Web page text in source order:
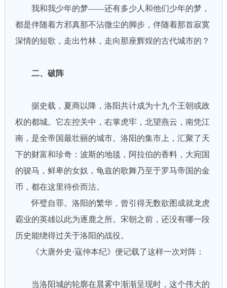
我和我少年的梦——还有多少人和他们少年的梦，
都是伴随着方邪真那不沾微尘的脚步，伴随着那首寂寞
深情的短歌，走出竹林，走向那座辉煌的古代城市的？
二、破阵
据史载，夏商以降，洛阳共计成为十九个王朝或政
权的都城。它左控关中，右掌虎牢，北望燕云，南凭江
南，是全帝国最壮丽的城市。洛阳的集市上，汇聚了天
下的财富和珍奇：波斯的地毯，阿拉伯的香料，大宛国
的骏马，鲜卑的女奴，龟兹的歌舞乃至于罗马帝国的金
币，都在这里待价而沽。
怀璧自罪。洛阳的繁华，曾引得无数欲图成就龙虎
霸业的英雄以此为逐鹿之所。宋朝之前，还没有哪一段
历史能绕得过关于洛阳的战役。
《大唐外史·寇仲本纪》便记载了这样一次对阵：
当洛阳城的轮廓在晨雾中渐渐呈现时，这个伟大的